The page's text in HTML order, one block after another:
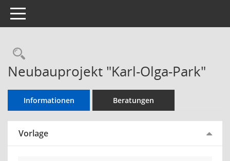
Toggle navigation
Rechercheauswahl
Neubauprojekt "Karl-Olga-Park"
Informationen Beratungen
Vorlage